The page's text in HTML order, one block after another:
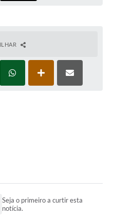
Seja o primeiro a curtir esta
notícia.